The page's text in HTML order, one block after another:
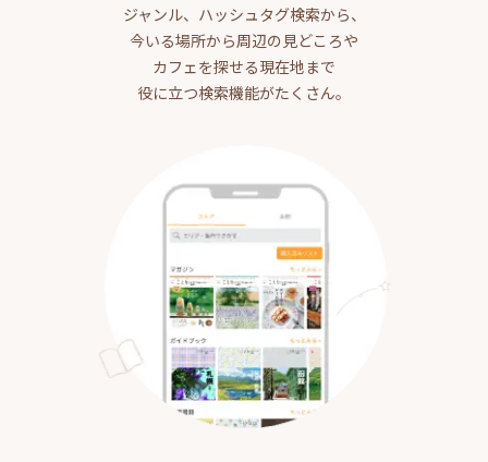
ジャンル、ハッシュタグ検索から、
今いる場所から周辺の見どころや
カフェを探せる現在地まで
役に立つ検索機能がたくさん。